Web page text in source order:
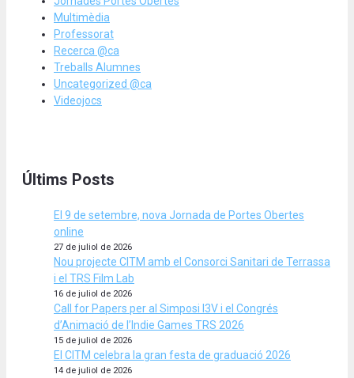
Multimèdia
Professorat
Recerca @ca
Treballs Alumnes
Uncategorized @ca
Videojocs
Últims Posts
El 9 de setembre, nova Jornada de Portes Obertes
online
27 de juliol de 2026
Nou projecte CITM amb el Consorci Sanitari de Terrassa
i el TRS Film Lab
16 de juliol de 2026
Call for Papers per al Simposi I3V i el Congrés
d’Animació de l’Indie Games TRS 2026
15 de juliol de 2026
El CITM celebra la gran festa de graduació 2026
14 de juliol de 2026